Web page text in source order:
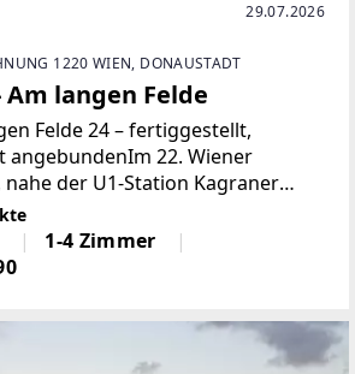
29.07.2026
1220 WIEN, DONAUSTADT
langen Felde
Felde 24 – fertiggestellt,
22. Wiener
der U1-Station Kagraner
fertiggestellte
zum Einzug bereit. Die
vier Stiegen
1-4 Zimmer